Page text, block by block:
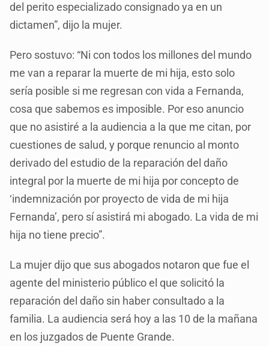
del perito especializado consignado ya en un
dictamen”, dijo la mujer.
Pero sostuvo: “Ni con todos los millones del mundo
me van a reparar la muerte de mi hija, esto solo
sería posible si me regresan con vida a Fernanda,
cosa que sabemos es imposible. Por eso anuncio
que no asistiré a la audiencia a la que me citan, por
cuestiones de salud, y porque renuncio al monto
derivado del estudio de la reparación del daño
integral por la muerte de mi hija por concepto de
‘indemnización por proyecto de vida de mi hija
Fernanda’, pero sí asistirá mi abogado. La vida de mi
hija no tiene precio”.
La mujer dijo que sus abogados notaron que fue el
agente del ministerio público el que solicitó la
reparación del daño sin haber consultado a la
familia. La audiencia será hoy a las 10 de la mañana
en los juzgados de Puente Grande.